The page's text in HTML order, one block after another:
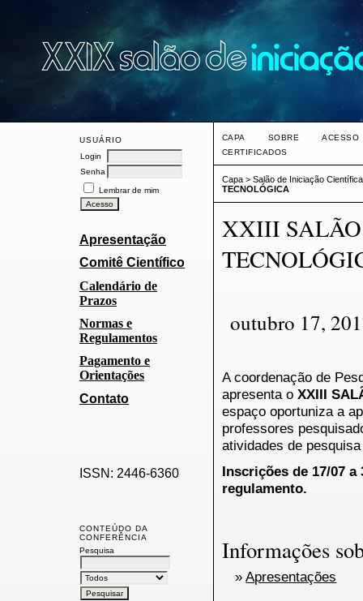
USUÁRIO
Login
Senha
Lembrar de mim
Apresentação
Comitê Científico
Calendário de
Prazos
Normas e
Regulamentos
Pagamento e
Orientações
Contato
ISSN: 2446-6360
CONTEÚDO DA
CONFERÊNCIA
Pesquisa
CAPA SOBRE
ACESSO
CERTIFICADOS
Capa> Salão de Iniciação
TECNOLÓGICA
XXIII
outubro 17,
A coordenação de
apresenta o XXIII
espaço oportuniza a
professores
atividades de
Inscrições de 17/07
regulamento.
Informações
»Apresentações